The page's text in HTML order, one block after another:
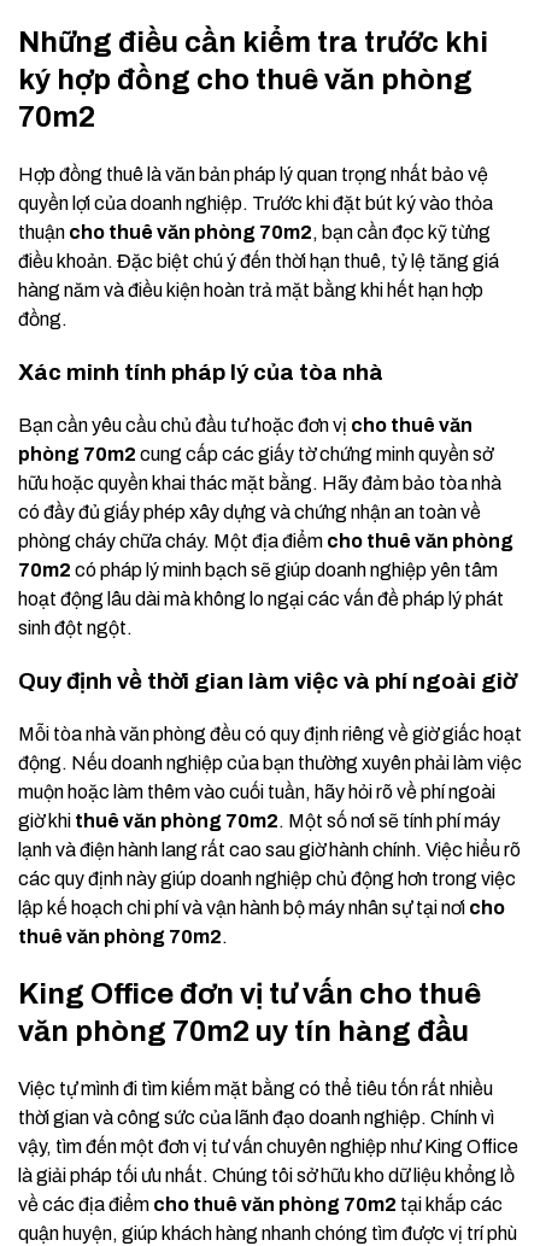
Những điều cần kiểm tra trước khi
ký hợp đồng cho thuê văn phòng
70m2
Hợp đồng thuê là văn bản pháp lý quan trọng nhất bảo vệ
quyền lợi của doanh nghiệp. Trước khi đặt bút ký vào thỏa
thuận cho thuê văn phòng 70m2, bạn cần đọc kỹ từng
điều khoản. Đặc biệt chú ý đến thời hạn thuê, tỷ lệ tăng giá
hàng năm và điều kiện hoàn trả mặt bằng khi hết hạn hợp
đồng.
Xác minh tính pháp lý của tòa nhà
Bạn cần yêu cầu chủ đầu tư hoặc đơn vị cho thuê văn
phòng 70m2 cung cấp các giấy tờ chứng minh quyền sở
hữu hoặc quyền khai thác mặt bằng. Hãy đảm bảo tòa nhà
có đầy đủ giấy phép xây dựng và chứng nhận an toàn về
phòng cháy chữa cháy. Một địa điểm cho thuê văn phòng
70m2 có pháp lý minh bạch sẽ giúp doanh nghiệp yên tâm
hoạt động lâu dài mà không lo ngại các vấn đề pháp lý phát
sinh đột ngột.
Quy định về thời gian làm việc và phí ngoài giờ
Mỗi tòa nhà văn phòng đều có quy định riêng về giờ giấc hoạt
động. Nếu doanh nghiệp của bạn thường xuyên phải làm việc
muộn hoặc làm thêm vào cuối tuần, hãy hỏi rõ về phí ngoài
giờ khi thuê văn phòng 70m2. Một số nơi sẽ tính phí máy
lạnh và điện hành lang rất cao sau giờ hành chính. Việc hiểu rõ
các quy định này giúp doanh nghiệp chủ động hơn trong việc
lập kế hoạch chi phí và vận hành bộ máy nhân sự tại nơi cho
thuê văn phòng 70m2.
King Office đơn vị tư vấn cho thuê
văn phòng 70m2 uy tín hàng đầu
Việc tự mình đi tìm kiếm mặt bằng có thể tiêu tốn rất nhiều
thời gian và công sức của lãnh đạo doanh nghiệp. Chính vì
vậy, tìm đến một đơn vị tư vấn chuyên nghiệp như King Office
là giải pháp tối ưu nhất. Chúng tôi sở hữu kho dữ liệu khổng lồ
về các địa điểm cho thuê văn phòng 70m2 tại khắp các
quận huyện, giúp khách hàng nhanh chóng tìm được vị trí phù